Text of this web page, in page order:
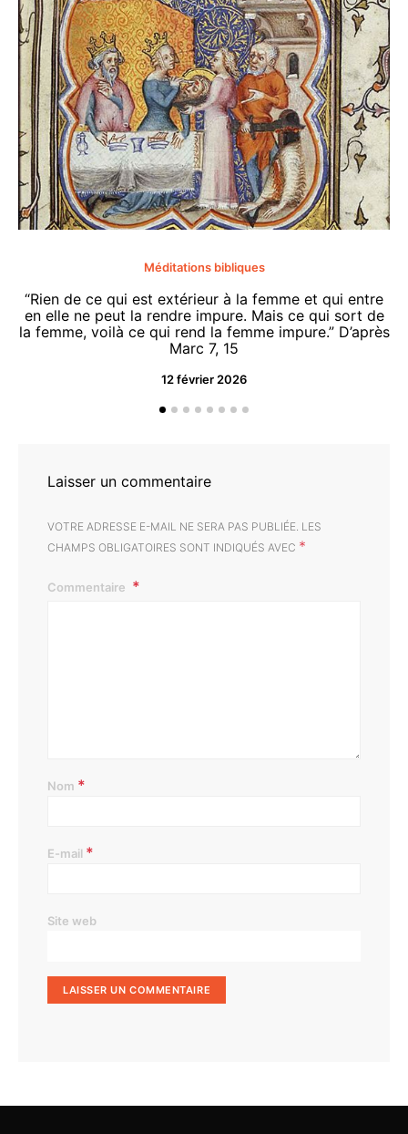
Méditations bibliques
“Rien de ce qui est extérieur à la femme et qui entre
en elle ne peut la rendre impure. Mais ce qui sort de
la femme, voilà ce qui rend la femme impure.” D’après
Marc 7, 15
12 février 2026
Laisser un commentaire
VOTRE ADRESSE E-MAIL NE SERA PAS PUBLIÉE. LES
CHAMPS OBLIGATOIRES SONT INDIQUÉS AVEC *
Commentaire
Nom *
E-mail *
Site web